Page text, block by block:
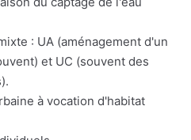
: UA (aménagement d'un
et UC (souvent des
à vocation d'habitat